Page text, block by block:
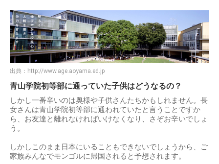
出典： http://www.age.aoyama.ed.jp
青山学院初等部に通っていた子供はどうなるの？
しかし一番辛いのは奥様や子供さんたちかもしれません。長
女さんは青山学院初等部に通われていたと言うことですか
ら、お友達と離れなければいけなくなり、さぞお辛いでしょ
う。
しかしこのまま日本にいることもできないでしょうから、ご
家族みんなでモンゴルに帰国されると予想されます。